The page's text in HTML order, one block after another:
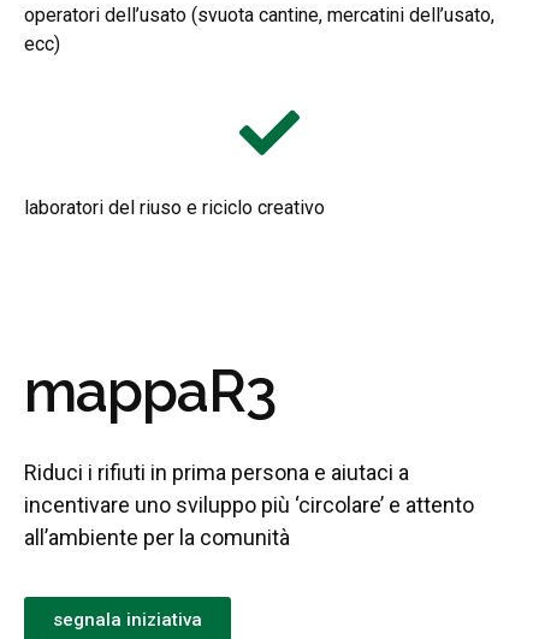
operatori dell’usato (svuota cantine, mercatini dell’usato,
ecc)
laboratori del riuso e riciclo creativo
mappaR3
Riduci i rifiuti in prima persona e aiutaci a
incentivare uno sviluppo più ‘circolare’ e attento
all’ambiente per la comunità
segnala iniziativa